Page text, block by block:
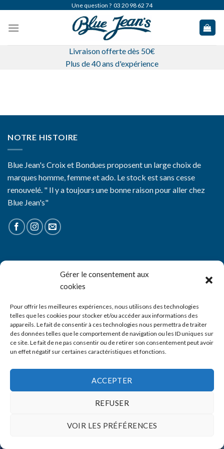
Gérer le consentement aux
cookies
Pour offrir les meilleures expériences, nous utilisons des technologies
telles que les cookies pour stocker et/ou accéder aux informations des
appareils. Le fait de consentir à ces technologies nous permettra de traiter
des données telles que le comportement de navigation ou les ID uniques sur
ce site. Le fait de ne pas consentir ou de retirer son consentement peut avoir
un effet négatif sur certaines caractéristiques et fonctions.
ACCEPTER
REFUSER
VOIR LES PRÉFÉRENCES
content
Une question ? 03 20 98 62 74
Livraison offerte dès 50€
Plus de 40 ans d'expérience
NOTRE HISTOIRE
Blue Jean's Croix et Bondues proposent un large choix de
marques homme, femme et ado. Le stock est sans cesse
renouvelé. " Il y a toujours une bonne raison pour aller chez
Blue Jean's"
CGV
Livraison
Contact
Copyright © Blue Jean's